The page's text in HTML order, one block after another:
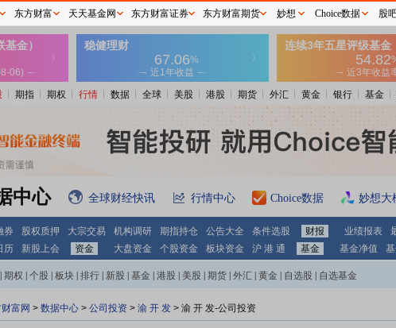
期指 期权 行情 数据 全球 美股 港股 期货 外汇 黄金 银行 基金
中心 全球财经快讯 行情中心 Choice数据 妙想大
券 股权质押 大宗交易 机构调研 期指持仓 公告大全 条件选股 财报 业绩报表
历 新股上会 资金 大盘资金 个股资金 板块资金 沪 港 通 基金 基金净值
期权 个股 板块 排行 新股 基金 港股 美股 期货 外汇 黄金 自选股 自选基金
富网 > 数据中心 > 公司投资 > 渝 开 发 > 渝 开 发-公司投资
东方财富 天天基金网 东方财富证券 东方财富期货 妙想 Choice数据 股